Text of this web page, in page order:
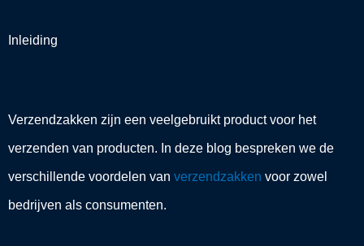
Inleiding
Verzendzakken zijn een veelgebruikt product voor het
verzenden van producten. In deze blog bespreken we de
verschillende voordelen van verzendzakken voor zowel
bedrijven als consumenten.